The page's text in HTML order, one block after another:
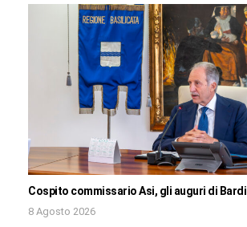
Cospito commissario Asi, gli auguri di Bardi
8 Agosto 2026